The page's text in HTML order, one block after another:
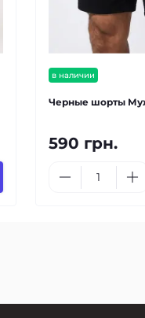
в наличии
Черные шорты
590 грн.